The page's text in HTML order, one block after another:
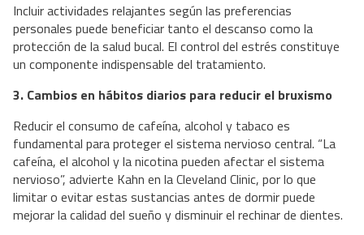
Incluir actividades relajantes según las preferencias
personales puede beneficiar tanto el descanso como la
protección de la salud bucal. El control del estrés constituye
un componente indispensable del tratamiento.
3. Cambios en hábitos diarios para reducir el bruxismo
Reducir el consumo de cafeína, alcohol y tabaco es
fundamental para proteger el sistema nervioso central. “La
cafeína, el alcohol y la nicotina pueden afectar el sistema
nervioso”, advierte Kahn en la Cleveland Clinic, por lo que
limitar o evitar estas sustancias antes de dormir puede
mejorar la calidad del sueño y disminuir el rechinar de dientes.